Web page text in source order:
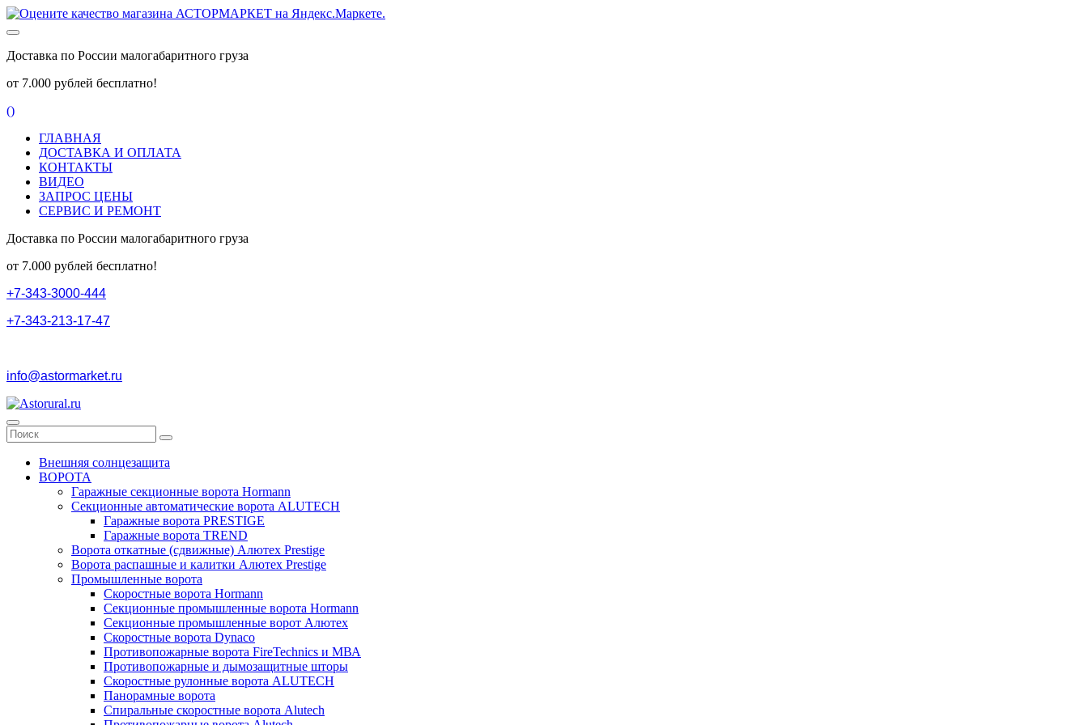
Доставка по России малогабаритного груза
от 7.000 рублей бесплатно!
()
ГЛАВНАЯ
ДОСТАВКА И ОПЛАТА
КОНТАКТЫ
ВИДЕО
ЗАПРОС ЦЕНЫ
СЕРВИС И РЕМОНТ
Доставка по России малогабаритного груза
от 7.000 рублей бесплатно!
+7-343-3000-444
+7-343-213-17-47
info@astormarket.ru
Внешняя солнцезащита
ВОРОТА
Гаражные секционные ворота Hormann
Секционные автоматические ворота ALUTECH
Гаражные ворота PRESTIGE
Гаражные ворота TREND
Ворота откатные (сдвижные) Алютех Prestige
Ворота распашные и калитки Алютех Prestige
Промышленные ворота
Скоростные ворота Hormann
Секционные промышленные ворота Hormann
Секционные промышленные ворот Алютех
Скоростные ворота Dynaco
Противопожарные ворота FireTechnics и МВА
Противопожарные и дымозащитные шторы
Скоростные рулонные ворота ALUTECH
Панорамные ворота
Спиральные скоростные ворота Alutech